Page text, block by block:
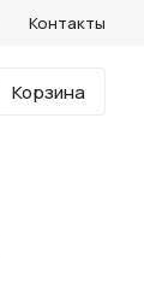
Контакты
Корзина